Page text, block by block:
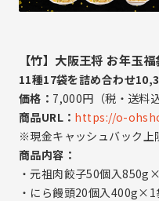
【竹】大阪王将 お年玉
11種17袋を詰め合わせ
価格： 7,000円（税・送料込
商品URL： https://o-
※現金キャッシュバック上
商品内容：
・元祖肉餃子50個入
・にら饅頭20個入400g×1